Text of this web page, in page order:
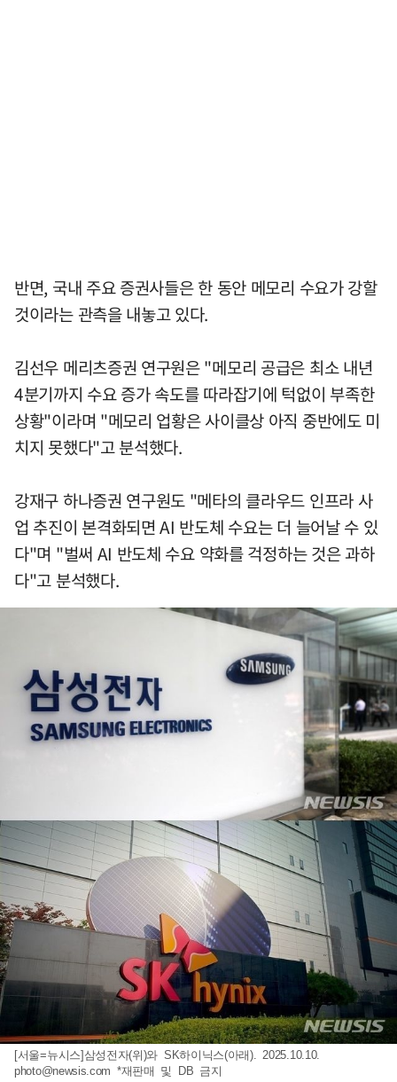
반면, 국내 주요 증권사들은 한 동안 메모리 수요가 강할
것이라는 관측을 내놓고 있다.
김선우 메리츠증권 연구원은 "메모리 공급은 최소 내년
4분기까지 수요 증가 속도를 따라잡기에 턱없이 부족한
상황"이라며 "메모리 업황은 사이클상 아직 중반에도 미
치지 못했다"고 분석했다.
강재구 하나증권 연구원도 "메타의 클라우드 인프라 사
업 추진이 본격화되면 AI 반도체 수요는 더 늘어날 수 있
다"며 "벌써 AI 반도체 수요 약화를 걱정하는 것은 과하
다"고 분석했다.
[서울=뉴시스]삼성전자(위)와 SK하이닉스(아래). 2025.10.10.
photo@newsis.com *재판매 및 DB 금지